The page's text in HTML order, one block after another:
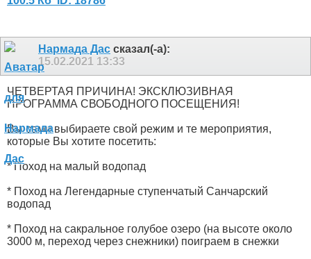
Нармада Дас сказал(-а):
15.02.2021 13:33
ЧЕТВЕРТАЯ ПРИЧИНА! ЭКСКЛЮЗИВНАЯ
ПРОГРАММА СВОБОДНОГО ПОСЕЩЕНИЯ!
Вы сами выбираете свой режим и те мероприятия,
которые Вы хотите посетить:
* Поход на малый водопад
* Поход на Легендарные ступенчатый Санчарский
водопад
* Поход на сакральное голубое озеро (на высоте около
3000 м, переход через снежники) поиграем в снежки